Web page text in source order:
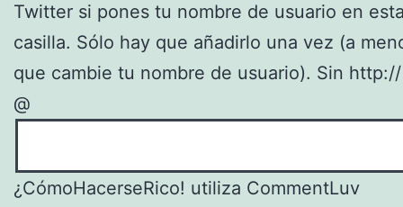
Twitter si pones tu nombre de usuario en
casilla. Sólo hay que añadirlo una vez (a
que cambie tu nombre de usuario). Sin
@
¿CómoHacerseRico! utiliza CommentLuv